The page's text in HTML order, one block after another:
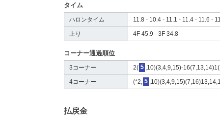
タイム
ハロンタイム 11.8 - 10.4 - 11.1 - 11.4 - 11.6 -
上り 4F 45.9 - 3F 34.8
コーナー通過順位
3コーナー 2( 5 ,10)(3,4,9,15)-
4コーナー (*2, 5
払戻金